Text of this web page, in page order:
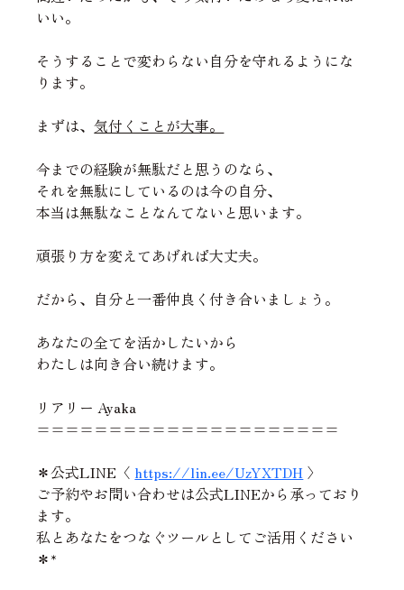
いい。
そうすることで変わらない自分を守れるようにな
ります。
まずは、気付くことが大事。
今までの経験が無駄だと思うのなら、
それを無駄にしているのは今の自分、
本当は無駄なことなんてないと思います。
頑張り方を変えてあげれば大丈夫。
だから、自分と一番仲良く付き合いましょう。
あなたの全てを活かしたいから
わたしは向き合い続けます。
リアリー Ayaka
=====================
＊公式LINE〈 https://lin.ee/UzYXTDH 〉
ご予約やお問い合わせは公式LINEから承っており
ます。
私とあなたをつなぐツールとしてご活用ください
＊*